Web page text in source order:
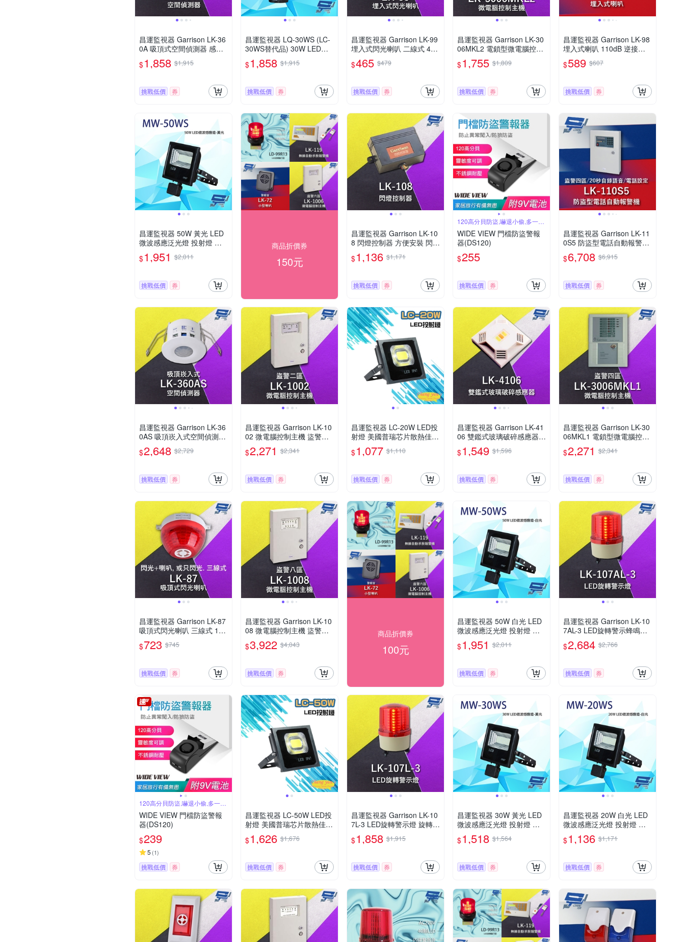
昌運監視器 Garrison LK-36
0A 吸頂式空間偵測器 感應
直徑最遠11m
$1,858 $1,915
挑戰低價 券
昌運監視器 LQ-30WS (LC-
30WS替代品) 30W LED戶
外感應燈 IP-67 LED燈具 感
應器
$1,858 $1,915
挑戰低價 券
昌運監視器 Garrison LK-99
埋入式閃光喇叭 二線式 4只
強光LED 逆接保護
$465 $479
挑戰低價 券
昌運監視器 Garrison LK-30
06MKL2 電鎖型微電腦控制
主機 二區盜警 內藏喇叭
$1,755 $1,809
挑戰低價 券
昌運監視器 Garrison LK-98
埋入式喇叭 110dB 逆接保
護 低能耗
$589 $607
挑戰低價 券
昌運監視器 50W 黃光 LED
微波感應泛光燈 投射燈 投
光燈 戶外洗牆燈 全電壓 戶
外探照燈 燈具 IP67
$1,951 $2,011
挑戰低價 券
商品折價券
150元
昌運監視器 Garrison LK-10
8 閃燈控制器 方便安裝 閃燈
頻率1~1.5Hz
$1,136 $1,171
挑戰低價 券
120高分貝防盜,嚇退小偷,多一份
安心
WIDE VIEW 門檔防盜警報
器(DS120)
$255
挑戰低價 券
昌運監視器 Garrison LK-11
0S5 防盜型電話自動報警機
雙觸發雙20秒自錄語音
$6,708 $6,915
挑戰低價 券
昌運監視器 Garrison LK-36
0AS 吸頂崁入式空間偵測器
360°偵測角度 雙元件PIR偵
測
$2,648 $2,729
挑戰低價 券
昌運監視器 Garrison LK-10
02 微電腦控制主機 盜警二
區 快速偵測及終端電阻防破
壞設計
$2,271 $2,341
挑戰低價 券
昌運監視器 LC-20W LED投
射燈 美國普瑞芯片散熱佳無
水氣
$1,077 $1,110
挑戰低價 券
昌運監視器 Garrison LK-41
06 雙鑑式玻璃破碎感應器
防拆保護 獨立音頻
$1,549 $1,596
挑戰低價 券
昌運監視器 Garrison LK-30
06MKL1 電鎖型微電腦控制
主機 四區盜警 內藏喇叭
$2,271 $2,341
挑戰低價 券
昌運監視器 Garrison LK-87
吸頂式閃光喇叭 三線式 12
只強光LED 逆接保護
$723 $745
挑戰低價 券
昌運監視器 Garrison LK-10
08 微電腦控制主機 盜警八
區 快速偵測及終端電阻防破
壞設計
$3,922 $4,043
挑戰低價 券
商品折價券
100元
昌運監視器 50W 白光 LED
微波感應泛光燈 投射燈 投
光燈 戶外洗牆燈 全電壓 戶
外探照燈 燈具 IP67
$1,951 $2,011
挑戰低價 券
昌運監視器 Garrison LK-10
7AL-3 LED旋轉警示蜂鳴器
旋轉燈 警示閃光 內含聲音
蜂鳴器
$2,684 $2,766
挑戰低價 券
120高分貝防盜,嚇退小偷,多一份
安心
WIDE VIEW 門檔防盜警報
器(DS120)
$239
5 (1)
挑戰低價 券
昌運監視器 LC-50W LED投
射燈 美國普瑞芯片散熱佳無
水氣
$1,626 $1,676
挑戰低價 券
昌運監視器 Garrison LK-10
7L-3 LED旋轉警示燈 旋轉燈
警示閃光
$1,858 $1,915
挑戰低價 券
昌運監視器 30W 黃光 LED
微波感應泛光燈 投射燈 投
光燈 戶外洗牆燈 全電壓 戶
外探照燈 燈具 IP67
$1,518 $1,564
挑戰低價 券
昌運監視器 20W 白光 LED
微波感應泛光燈 投射燈 投
光燈 戶外洗牆燈 全電壓 戶
外探照燈 燈具 IP67
$1,136 $1,171
挑戰低價 券